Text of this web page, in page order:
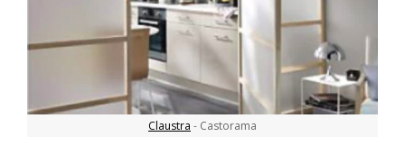
Claustra - Castorama